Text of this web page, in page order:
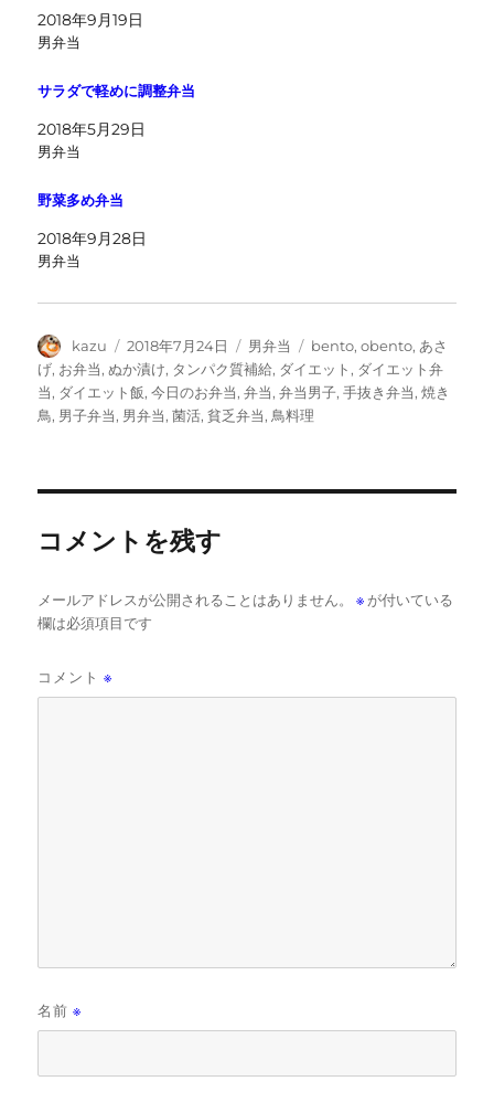
2018年9月19日
男弁当
サラダで軽めに調整弁当
2018年5月29日
男弁当
野菜多め弁当
2018年9月28日
男弁当
投
稿
者
kazu
投
稿
日:
2018年7月24日
カ
テ
ゴ
リ
男弁当
タ
グ
bento,obento, あさ
げ, お弁当,ぬか漬け, タンパク質補給, ダイエット , ダイエット弁
当, ダイエット飯,今日のお弁当,弁当,弁当男子,手抜き弁当,焼き
鳥, 男子弁当, 男弁当,菌活,貧乏弁当, 鳥料理
コメントを残す
メールアドレスが公開されることはありません。 ※ が付いている
欄は必須項目です
コメント※
名前※